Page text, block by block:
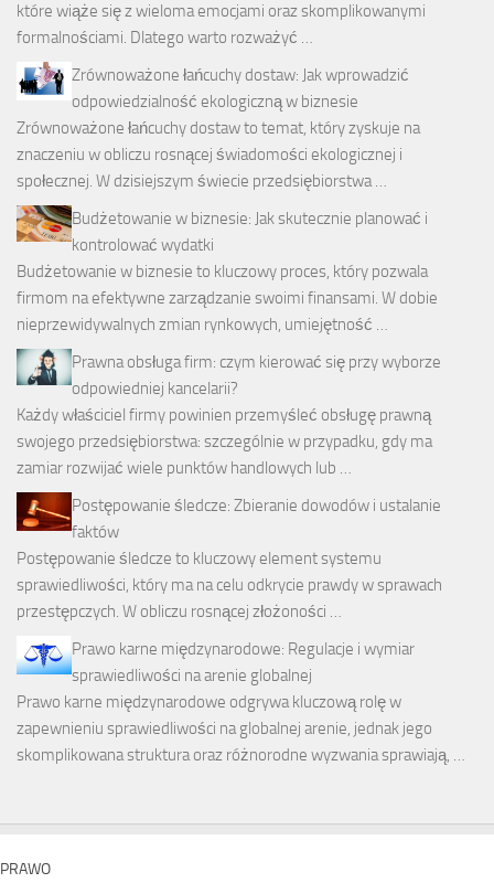
które wiąże się z wieloma emocjami oraz skomplikowanymi
formalnościami. Dlatego warto rozważyć …
Zrównoważone łańcuchy dostaw: Jak wprowadzić
odpowiedzialność ekologiczną w biznesie
Zrównoważone łańcuchy dostaw to temat, który zyskuje na
znaczeniu w obliczu rosnącej świadomości ekologicznej i
społecznej. W dzisiejszym świecie przedsiębiorstwa …
Budżetowanie w biznesie: Jak skutecznie planować i
kontrolować wydatki
Budżetowanie w biznesie to kluczowy proces, który pozwala
firmom na efektywne zarządzanie swoimi finansami. W dobie
nieprzewidywalnych zmian rynkowych, umiejętność …
Prawna obsługa firm: czym kierować się przy wyborze
odpowiedniej kancelarii?
Każdy właściciel firmy powinien przemyśleć obsługę prawną
swojego przedsiębiorstwa: szczególnie w przypadku, gdy ma
zamiar rozwijać wiele punktów handlowych lub …
Postępowanie śledcze: Zbieranie dowodów i ustalanie
faktów
Postępowanie śledcze to kluczowy element systemu
sprawiedliwości, który ma na celu odkrycie prawdy w sprawach
przestępczych. W obliczu rosnącej złożoności …
Prawo karne międzynarodowe: Regulacje i wymiar
sprawiedliwości na arenie globalnej
Prawo karne międzynarodowe odgrywa kluczową rolę w
zapewnieniu sprawiedliwości na globalnej arenie, jednak jego
skomplikowana struktura oraz różnorodne wyzwania sprawiają, …
PRAWO